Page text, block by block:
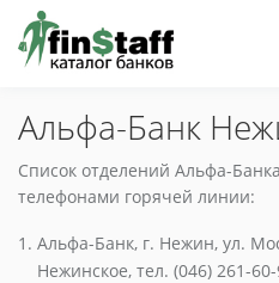
Альфа-Банк
Список отделений Альфа-
телефонами горячей линии:
Альфа-Банк, г. Нежин, ул.
Нежинское, тел. (046) 261-